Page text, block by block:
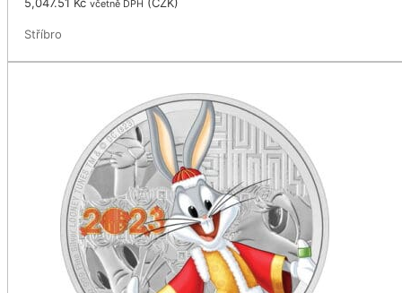
včetně DPH
Stříbro